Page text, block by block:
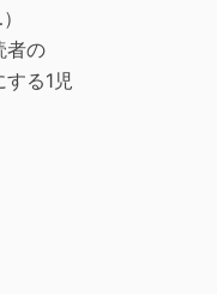
者の
する1児